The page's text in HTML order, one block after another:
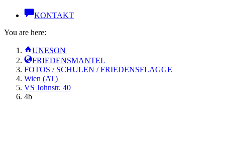
KONTAKT
You are here:
UNESON
FRIEDENSMANTEL
FOTOS / SCHULEN / FRIEDENSFLAGGE
Wien (AT)
VS Johnstr. 40
4b